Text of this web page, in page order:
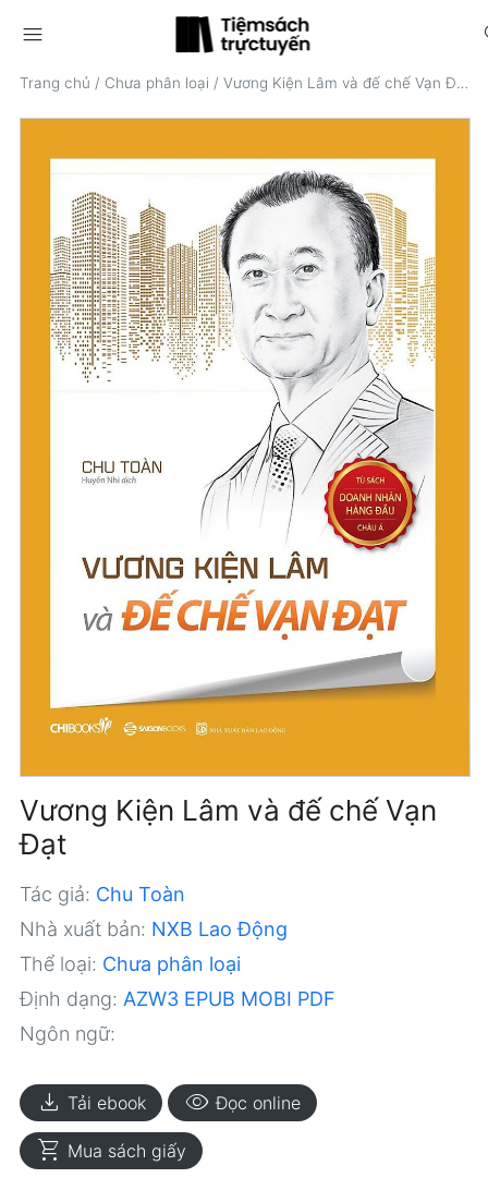
menu
Trang chủ / Chưa phân loại / Vương Kiện Lâm và đế chế Vạn Đạt
Vương Kiện Lâm và đế chế Vạn
Đạt
Tác giả: Chu Toàn
Nhà xuất bản: NXB Lao Động
Thể loại: Chưa phân loại
Định dạng: AZW3 EPUB MOBI PDF
Ngôn ngữ:
download Tải ebook visibility Đọc online
shopping_cart Mua sách giấy